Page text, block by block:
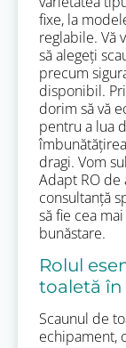
fixe, la
reglabile. Vă
să alegeți
precum
disponibil.
dorim să vă
pentru a lua
dragi. Vom
Adapt RO
consultanță
să fie cea
bunăstare.
Rolul
toaletă în
Scaunul de
echipament,